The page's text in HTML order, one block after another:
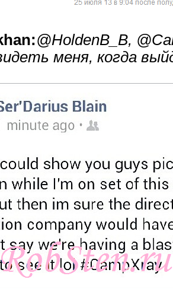
@HoldenB_B,
меня, когда